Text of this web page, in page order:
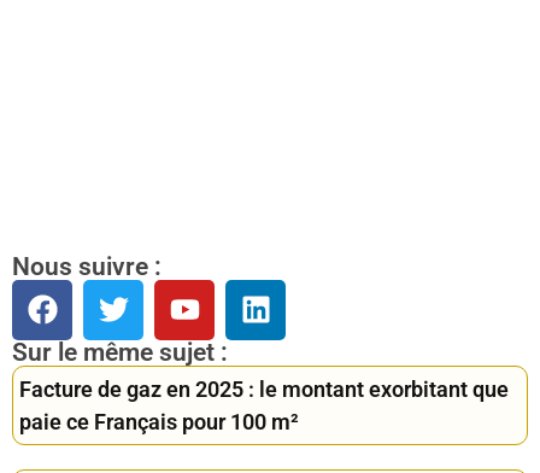
Nous suivre :
Sur le même sujet :
Facture de gaz en 2025 : le montant exorbitant que
paie ce Français pour 100 m²